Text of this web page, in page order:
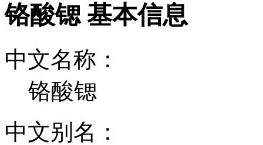
铬酸锶 基本信息
中文名称：
铬酸锶
中文别名：